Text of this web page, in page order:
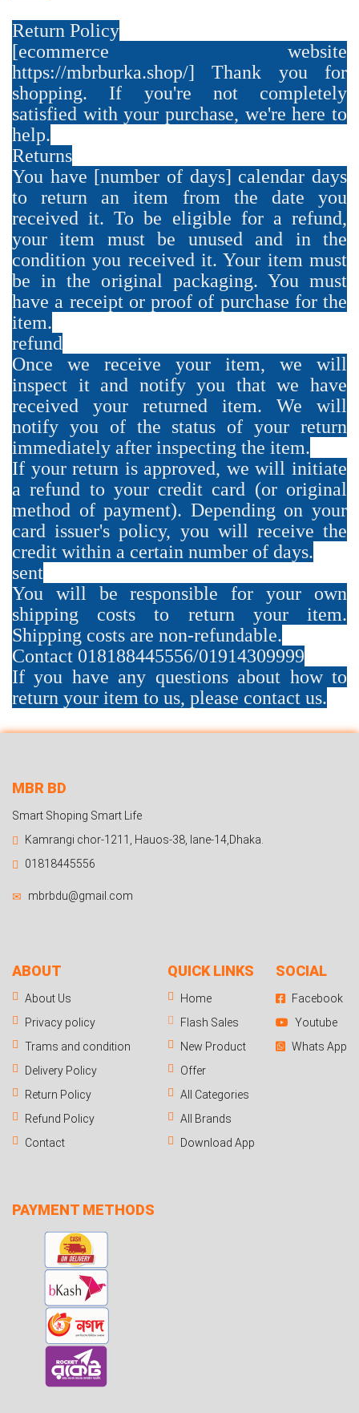
Return Policy
[ecommerce website
https://mbrburka.shop/] Thank you for
shopping. If you're not completely
satisfied with your purchase, we're here to
help.
Returns
You have [number of days] calendar days
to return an item from the date you
received it. To be eligible for a refund,
your item must be unused and in the
condition you received it. Your item must
be in the original packaging. You must
have a receipt or proof of purchase for the
item.
refund
Once we receive your item, we will
inspect it and notify you that we have
received your returned item. We will
notify you of the status of your return
immediately after inspecting the item.
If your return is approved, we will initiate
a refund to your credit card (or original
method of payment). Depending on your
card issuer's policy, you will receive the
credit within a certain number of days.
sent
You will be responsible for your own
shipping costs to return your item.
Shipping costs are non-refundable.
Contact 018188445556/01914309999
If you have any questions about how to
return your item to us, please contact us.
MBR BD
Smart Shoping Smart Life
Kamrangi chor-1211, Hauos-38, lane-14,Dhaka.
01818445556
mbrbdu@gmail.com
ABOUT
About Us
Privacy policy
Trams and condition
Delivery Policy
Return Policy
Refund Policy
Contact
QUICK LINKS
Home
Flash Sales
New Product
Offer
All Categories
All Brands
Download App
SOCIAL
Facebook
Youtube
Whats App
PAYMENT METHODS